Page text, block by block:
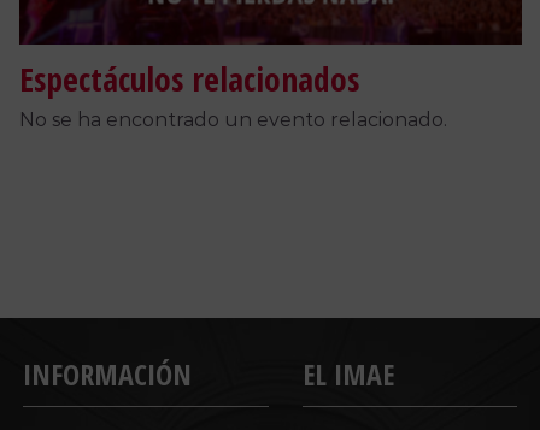
Espectáculos relacionados
No se ha encontrado un evento relacionado.
INFORMACIÓN EL IMAE